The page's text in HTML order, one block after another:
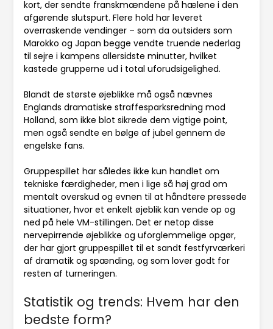
kort, der sendte franskmændene på hælene i den
afgørende slutspurt. Flere hold har leveret
overraskende vendinger – som da outsiders som
Marokko og Japan begge vendte truende nederlag
til sejre i kampens allersidste minutter, hvilket
kastede grupperne ud i total uforudsigelighed.
Blandt de største øjeblikke må også nævnes
Englands dramatiske straffesparksredning mod
Holland, som ikke blot sikrede dem vigtige point,
men også sendte en bølge af jubel gennem de
engelske fans.
Gruppespillet har således ikke kun handlet om
tekniske færdigheder, men i lige så høj grad om
mentalt overskud og evnen til at håndtere pressede
situationer, hvor et enkelt øjeblik kan vende op og
ned på hele VM-stillingen. Det er netop disse
nervepirrende øjeblikke og uforglemmelige opgør,
der har gjort gruppespillet til et sandt festfyrværkeri
af dramatik og spænding, og som lover godt for
resten af turneringen.
Statistik og trends: Hvem har den
bedste form?